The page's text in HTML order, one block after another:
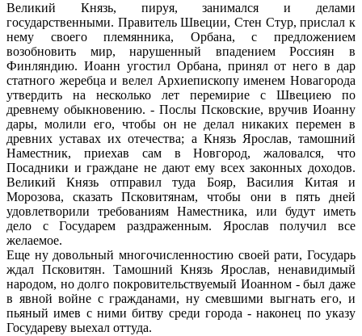
Великий Князь, пируя, занимался и делами
государственными. Правитель Швеции, Стен Стур, прислал к
нему своего племянника, Орбана, с предложением
возобновить мир, нарушенный впадением Россиян в
Финляндию. Иоанн угостил Орбана, принял от него в дар
статного жеребца и велел Архиепископу именем Новагорода
утвердить на несколько лет перемирие с Швециею по
древнему обыкновению. - Послы Псковские, вручив Иоанну
дары, молили его, чтобы он не делал никаких перемен в
древних уставах их отечества; а Князь Ярослав, тамошний
Наместник, приехав сам в Новгород, жаловался, что
Посадники и граждане не дают ему всех законных доходов.
Великий Князь отправил туда Бояр, Василия Китая и
Морозова, сказать Псковитянам, чтобы они в пять дней
удовлетворили требованиям Наместника, или будут иметь
дело с Государем раздраженным. Ярослав получил все
желаемое.
Еще ну довольный многочисленностию своей рати, Государь
ждал Псковитян. Тамошний Князь Ярослав, ненавидимый
народом, но долго покровительствуемый Иоанном - был даже
в явной войне с гражданами, ну смевшими выгнать его, и
пьяный имев с ними битву среди города - наконец по указу
Государеву выехал оттуда.